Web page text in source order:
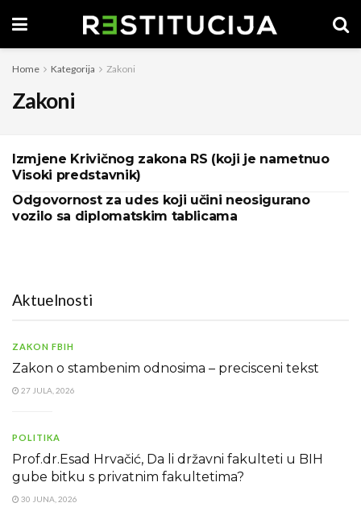
Home Kategorija Zakoni
Zakoni
Izmjene Krivičnog zakona RS (koji je nametnuo
Visoki predstavnik)
Odgovornost za udes koji učini neosigurano
vozilo sa diplomatskim tablicama
Aktuelnosti
ZAKON FBIH
Zakon o stambenim odnosima – precisceni tekst
27 JULA, 2026
POLITIKA
Prof.dr.Esad Hrvačić, Da li državni fakulteti u BIH
gube bitku s privatnim fakultetima?
30 JUNA, 2026